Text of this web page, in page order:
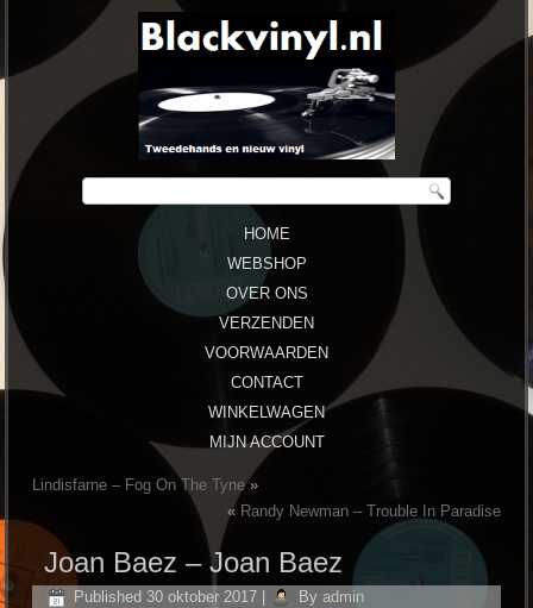
HOME
WEBSHOP
OVER ONS
VERZENDEN
VOORWAARDEN
CONTACT
WINKELWAGEN
MIJN ACCOUNT
Lindisfarne ‎– Fog On The Tyne»
« Randy Newman ‎– Trouble In Paradise
Joan Baez ‎– Joan Baez
Published 30 oktober 2017 By admin